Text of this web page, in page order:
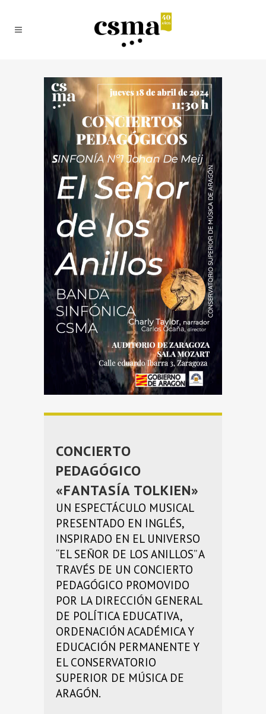
CONCIERTO
PEDAGÓGICO
«FANTASÍA TOLKIEN»
UN ESPECTÁCULO MUSICAL
PRESENTADO EN INGLÉS,
INSPIRADO EN EL UNIVERSO
“EL SEÑOR DE LOS ANILLOS” A
TRAVÉS DE UN CONCIERTO
PEDAGÓGICO PROMOVIDO
POR LA DIRECCIÓN GENERAL
DE POLÍTICA EDUCATIVA,
ORDENACIÓN ACADÉMICA Y
EDUCACIÓN PERMANENTE Y
EL CONSERVATORIO
SUPERIOR DE MÚSICA DE
ARAGÓN.